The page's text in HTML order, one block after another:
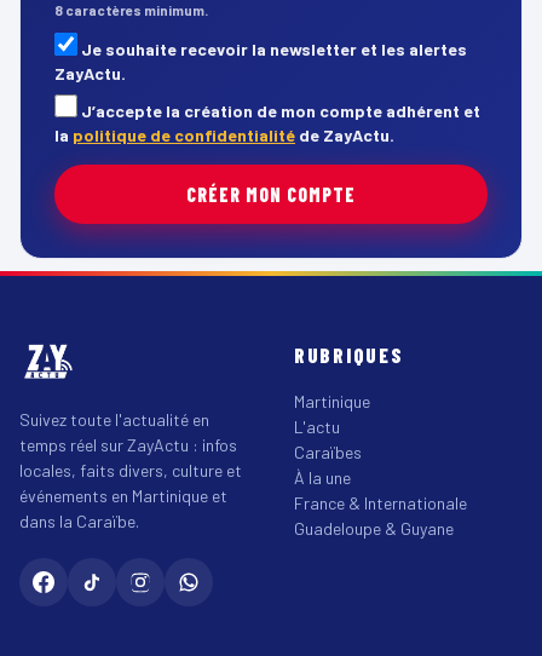
8 caractères minimum.
Je souhaite recevoir la newsletter et les alertes
ZayActu.
J’accepte la création de mon compte adhérent et
la politique de confidentialité de ZayActu.
CRÉER MON COMPTE
Suivez toute l'actualité en
temps réel sur ZayActu : infos
locales, faits divers, culture et
événements en Martinique et
dans la Caraïbe.
RUBRIQUES
Martinique
L'actu
Caraïbes
À la une
France & Internationale
Guadeloupe & Guyane